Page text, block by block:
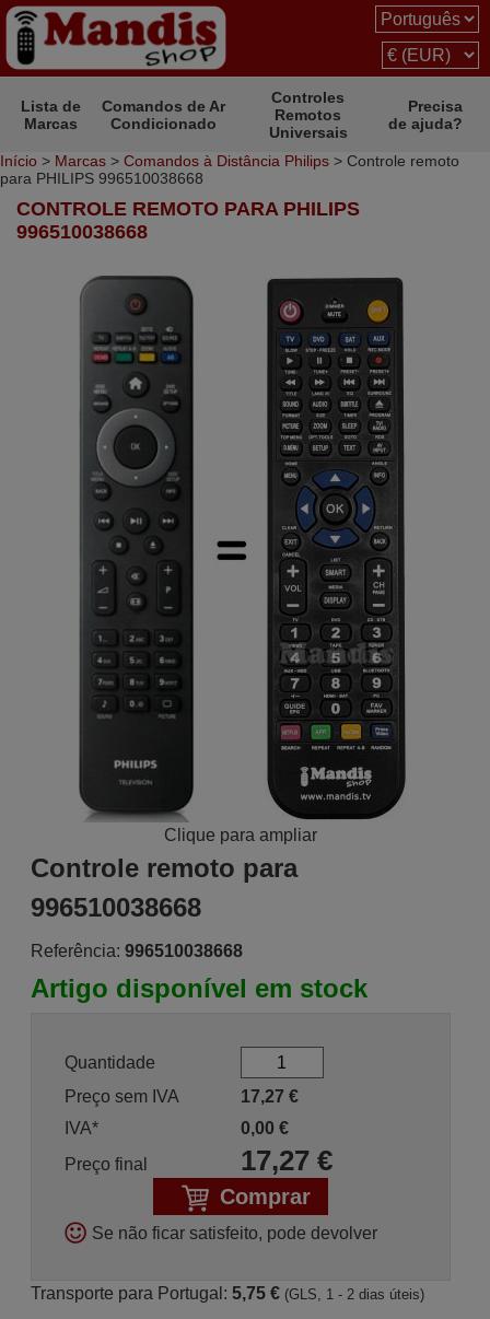
Lista de
Marcas
Comandos de Ar
Condicionado
Controles
Remotos
Universais
Precisa
de ajuda?
Início > Marcas > Comandos à Distância Philips > Controle remoto
para PHILIPS 996510038668
CONTROLE REMOTO PARA PHILIPS
996510038668
Clique para ampliar
Controle remoto para
996510038668
Referência: 996510038668
Artigo disponível em stock
Quantidade
Preço sem IVA
17,27 €
IVA*
0,00 €
Preço final
17,27€
Comprar
Se não ficar satisfeito, pode devolver
Transporte para Portugal: 5,75 € (GLS, 1 - 2 dias úteis)